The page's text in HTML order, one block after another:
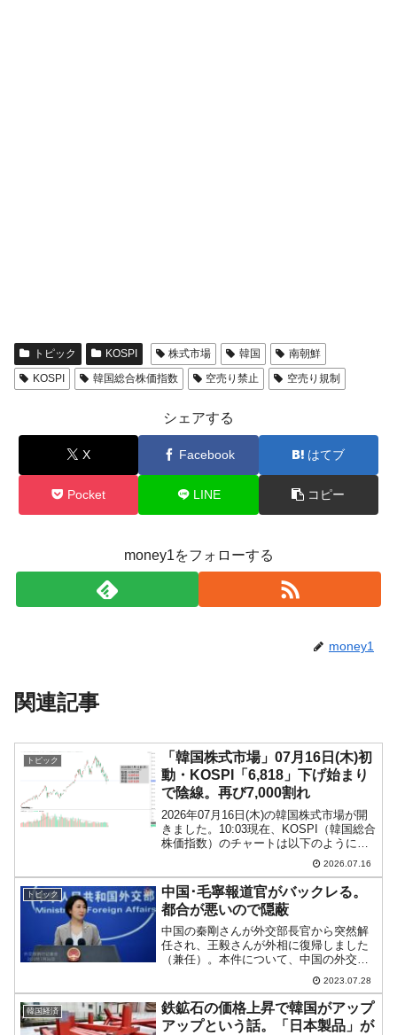
トピック KOSPI 株式市場 韓国
南朝鮮
KOSPI
韓国総合株価指数 空売り禁止 空売り規制
シェアする
X Facebook はてブ
Pocket LINE コピー
money1をフォローする
money1
関連記事
トピック
「韓国株式市場」07月16日(木)初
動・KOSPI「6,818」下げ始まり
で陰線。再び7,000割れ
2026年07月16日(木)の韓国株式市場が開
きました。10:03現在、KOSPI（韓国総合
株価指数）のチャートは以下のようにな
『Investing.com』より引用）。下げて始
まりまりました。現在のところ陰線で、
KO...
2026.07.16
トピック
中国･毛寧報道官がバックレる。
都合が悪いので隠蔽
中国の秦剛さんが外交部長官から突然解
任され、王毅さんが外相に復帰しました
（兼任）。本件について、中国の外交部
は口をつぐんでいます。上掲のとおり、
中国外交部の公式サイトでは、秦剛外相
の活動記録も全部削除されました。まる
で最初からそんな人などい...
2023.07.28
韓国経済
鉄鉱石の価格上昇で韓国がアップ
アップという話。「日本製品」が